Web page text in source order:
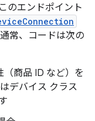
のエンドポイント
常、コードは次の
商品 ID など）を
デバイス クラス